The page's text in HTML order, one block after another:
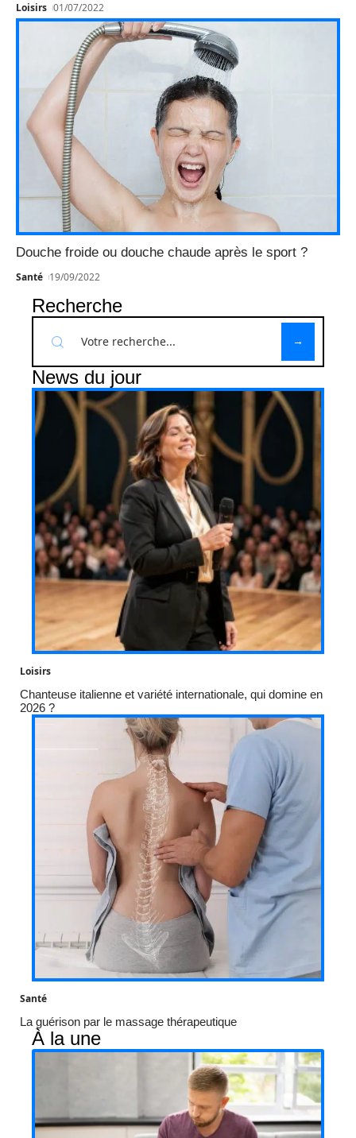
Loisirs 01/07/2022
Douche froide ou douche chaude après le sport ?
Santé 19/09/2022
Recherche
News du jour
Loisirs
Chanteuse italienne et variété internationale, qui domine en
2026 ?
Santé
La guérison par le massage thérapeutique
À la une